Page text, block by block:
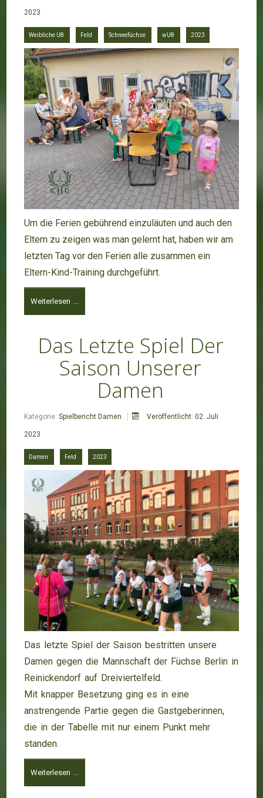
2023
Weibliche U8 Feld Schneefüchse wU8 2023
Um die Ferien gebührend einzuläuten und auch den
Eltern zu zeigen was man gelernt hat, haben wir am
letzten Tag vor den Ferien alle zusammen ein
Eltern-Kind-Training durchgeführt.
Weiterlesen ...
Das Letzte Spiel Der
Saison Unserer
Damen
Kategorie:Spielbericht Damen Veröffentlicht: 02. Juli
2023
Damen Feld 2023
Das letzte Spiel der Saison bestritten unsere
Damen gegen die Mannschaft der Füchse Berlin in
Reinickendorf auf Dreiviertelfeld.
Mit knapper Besetzung ging es in eine
anstrengende Partie gegen die Gastgeberinnen,
die in der Tabelle mit nur einem Punkt mehr
standen.
Weiterlesen ...